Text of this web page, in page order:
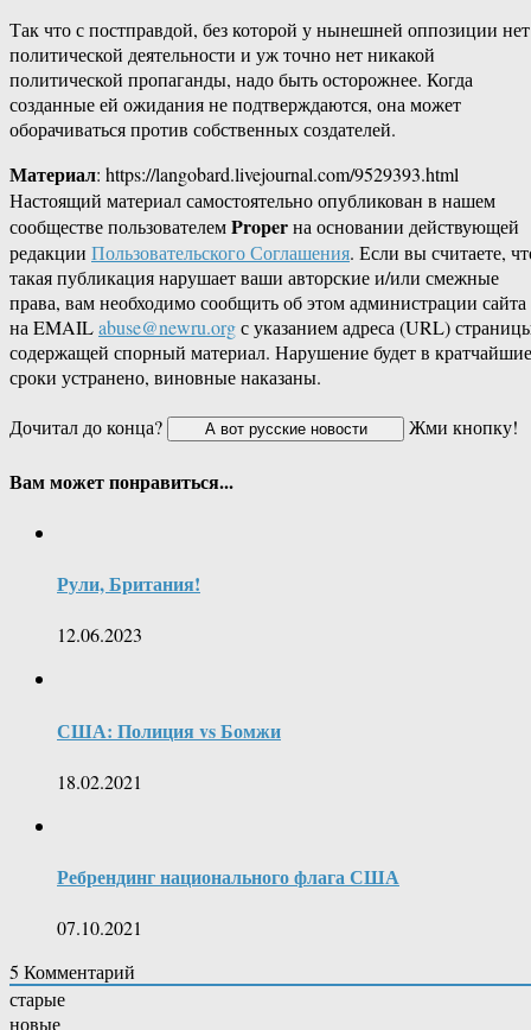
Так что с постправдой, без которой у нынешней оппозиции нет
политической деятельности и уж точно нет никакой
политической пропаганды, надо быть осторожнее. Когда
созданные ей ожидания не подтверждаются, она может
оборачиваться против собственных создателей.
Материал: https://langobard.livejournal.com/9529393.html
Настоящий материал самостоятельно опубликован в нашем
сообществе пользователемProperна основании действующей
редакции Пользовательского Соглашения. Если вы считаете,
такая публикация нарушает ваши авторские и/или смежные
права, вам необходимо сообщить об этом администрации сайта
на EMAILabuse@newru.orgс указанием адреса (URL)
содержащей спорный материал. Нарушение будет в кратчайшие
сроки устранено, виновные наказаны.
Дочитал до конца?
Жми кнопку!
Вам может понравиться...
Рули, Британия!
12.06.2023
США: Полиция vs Бомжи
18.02.2021
Ребрендинг национального флага США
07.10.2021
5 Комментарий
старые
новые